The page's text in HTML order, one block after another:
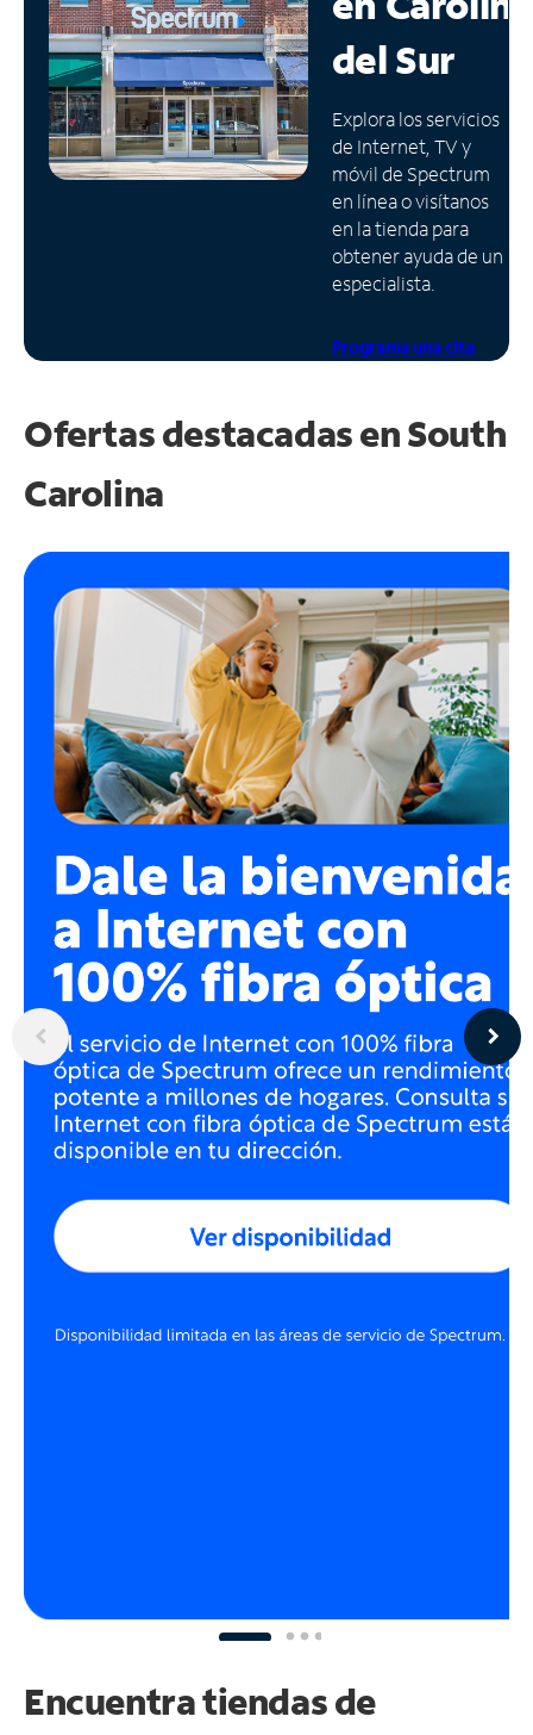
Administrar
cuenta
Encuentra
una
tienda
del Sur
Explora los servicios
de Internet, TV y
móvil de Spectrum
en línea o visítanos
en la tienda para
obtener ayuda de un
especialista.
Programa una cita
Ofertas destacadas enSouth
Carolina
Encuentra tiendas de